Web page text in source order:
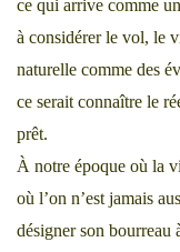
ce qui arrive comme
à considérer le vol, le
naturelle comme des
ce serait connaître le
prêt.
À notre époque où la
où l’on n’est jamais
désigner son bourreau